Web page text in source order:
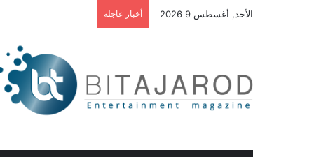
الأحد, أغسطس 9 2026 أخبار عاجلة